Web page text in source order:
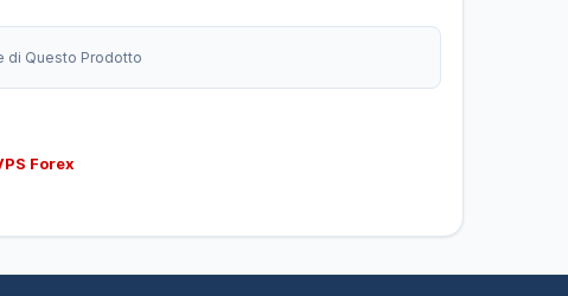
di Questo Prodotto
Forex